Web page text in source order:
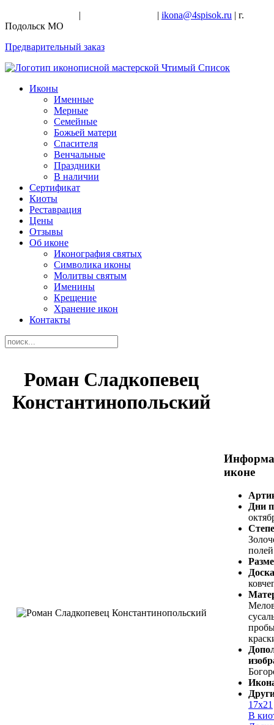
| | ikona@4spisok.ru | г.
Подольск МО
Предварительный заказ
Иконы
Именные
Мерные
Семейные
Божьей матери
Спасителя
Венчальные
Праздники
В наличии
Сертификат
Киоты
Реставрация
Цены
Отзывы
Об иконе
Иконография святых
Символика иконы
Молитвы святым
Именины
Крещение
Хранение икон
Контакты
Роман Сладкопевец
Константинопольский
иконе
Дни
полей
17х21
В